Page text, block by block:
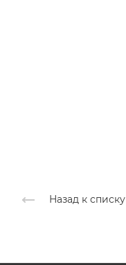
Назад к списку